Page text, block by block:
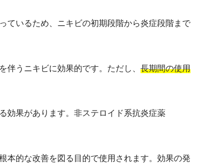
ているため、ニキビの初期段階から炎症段階まで
伴うニキビに効果的です。ただし、 長期間の使用
効果があります。非ステロイド系抗炎症薬
本的な改善を図る目的で使用されます。効果の発